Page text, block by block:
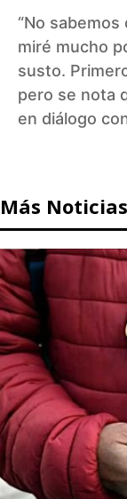
“No
miré mucho
susto.
pero se nota
en diálogo
Más Noticias